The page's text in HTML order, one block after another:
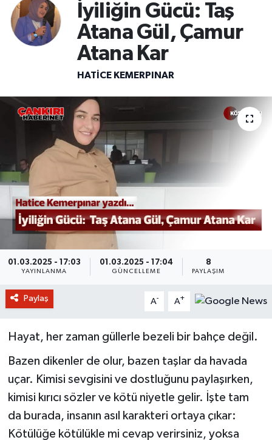
İyiliğin Gücü: Taş
Atana Gül, Çamur
Atana Kar
HATICE KEMERPINAR
01.03.2025 - 17:03
YAYINLANMA
01.03.2025 - 17:04
GÜNCELLEME
8
PAYLAŞIM
Paylaş A- A+
Hayat, her zaman güllerle bezeli bir bahçe değil.
Bazen dikenler de olur, bazen taşlar da havada
uçar. Kimisi sevgisini ve dostluğunu paylaşırken,
kimisi kırıcı sözler ve kötü niyetle gelir. İşte tam
da burada, insanın asıl karakteri ortaya çıkar:
Kötülüğe kötülükle mi cevap verirsiniz, yoksa